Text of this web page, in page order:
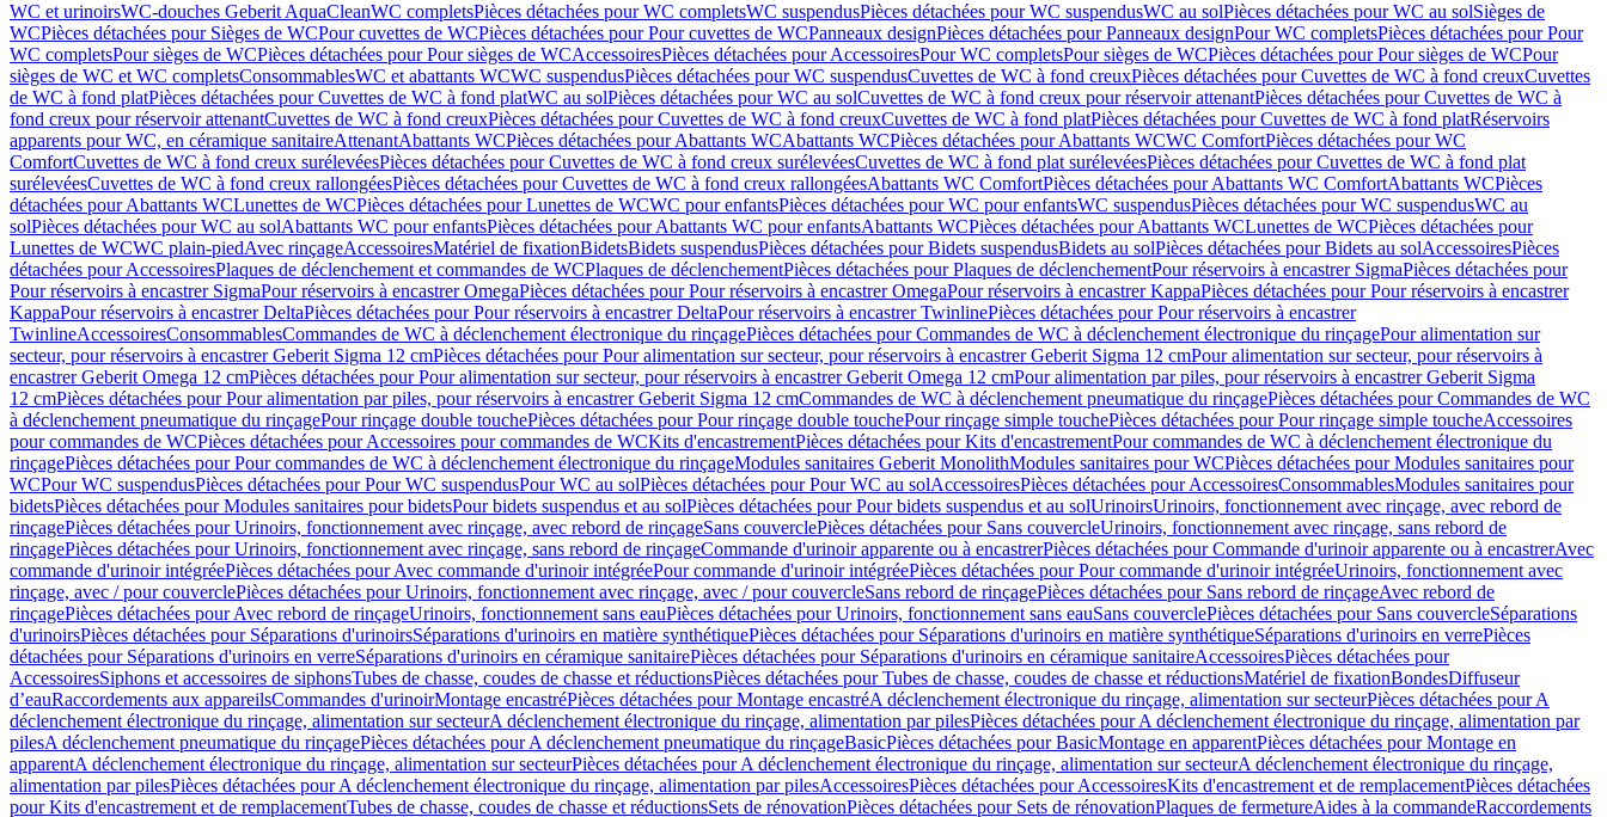
WC et urinoirsWC-douches Geberit AquaCleanWC completsPièces détachées pour WC completsWC suspendusPièces détachées pour WC suspendusWC au solPièces détachées pour WC au solSièges de
WCPièces détachées pour Sièges de WCPour cuvettes de WCPièces détachées pour Pour cuvettes de WCPanneaux designPièces détachées pour Panneaux designPour WC completsPièces détachées pour Pour
WC completsPour sièges de WCPièces détachées pour Pour sièges de WCAccessoiresPièces détachées pour AccessoiresPour WC completsPour sièges de WCPièces détachées pour Pour sièges de WCPour
sièges de WC et WC completsConsommablesWC et abattants WCWC suspendusPièces détachées pour WC suspendusCuvettes de WC à fond creuxPièces détachées pour Cuvettes de WC à fond creuxCuvettes
de WC à fond platPièces détachées pour Cuvettes de WC à fond platWC au solPièces détachées pour WC au solCuvettes de WC à fond creux pour réservoir attenantPièces détachées pour Cuvettes de WC à
fond creux pour réservoir attenantCuvettes de WC à fond creuxPièces détachées pour Cuvettes de WC à fond creuxCuvettes de WC à fond platPièces détachées pour Cuvettes de WC à fond platRéservoirs
apparents pour WC, en céramique sanitaireAttenantAbattants WCPièces détachées pour Abattants WCAbattants WCPièces détachées pour Abattants WCWC ComfortPièces détachées pour WC
ComfortCuvettes de WC à fond creux surélevéesPièces détachées pour Cuvettes de WC à fond creux surélevéesCuvettes de WC à fond plat surélevéesPièces détachées pour Cuvettes de WC à fond plat
surélevéesCuvettes de WC à fond creux rallongéesPièces détachées pour Cuvettes de WC à fond creux rallongéesAbattants WC ComfortPièces détachées pour Abattants WC ComfortAbattants WCPièces
détachées pour Abattants WCLunettes de WCPièces détachées pour Lunettes de WCWC pour enfantsPièces détachées pour WC pour enfantsWC suspendusPièces détachées pour WC suspendusWC au
solPièces détachées pour WC au solAbattants WC pour enfantsPièces détachées pour Abattants WC pour enfantsAbattants WCPièces détachées pour Abattants WCLunettes de WCPièces détachées pour
Lunettes de WCWC plain-piedAvec rinçageAccessoiresMatériel de fixationBidetsBidets suspendusPièces détachées pour Bidets suspendusBidets au solPièces détachées pour Bidets au solAccessoiresPièces
détachées pour AccessoiresPlaques de déclenchement et commandes de WCPlaques de déclenchementPièces détachées pour Plaques de déclenchementPour réservoirs à encastrer SigmaPièces détachées pour
Pour réservoirs à encastrer SigmaPour réservoirs à encastrer OmegaPièces détachées pour Pour réservoirs à encastrer OmegaPour réservoirs à encastrer KappaPièces détachées pour Pour réservoirs à encastrer
KappaPour réservoirs à encastrer DeltaPièces détachées pour Pour réservoirs à encastrer DeltaPour réservoirs à encastrer TwinlinePièces détachées pour Pour réservoirs à encastrer
TwinlineAccessoiresConsommablesCommandes de WC à déclenchement électronique du rinçagePièces détachées pour Commandes de WC à déclenchement électronique du rinçagePour alimentation sur
secteur, pour réservoirs à encastrer Geberit Sigma 12 cmPièces détachées pour Pour alimentation sur secteur, pour réservoirs à encastrer Geberit Sigma 12 cmPour alimentation sur secteur, pour réservoirs à
encastrer Geberit Omega 12 cmPièces détachées pour Pour alimentation sur secteur, pour réservoirs à encastrer Geberit Omega 12 cmPour alimentation par piles, pour réservoirs à encastrer Geberit Sigma
12 cmPièces détachées pour Pour alimentation par piles, pour réservoirs à encastrer Geberit Sigma 12 cmCommandes de WC à déclenchement pneumatique du rinçagePièces détachées pour Commandes de WC
à déclenchement pneumatique du rinçagePour rinçage double touchePièces détachées pour Pour rinçage double touchePour rinçage simple touchePièces détachées pour Pour rinçage simple toucheAccessoires
pour commandes de WCPièces détachées pour Accessoires pour commandes de WCKits d'encastrementPièces détachées pour Kits d'encastrementPour commandes de WC à déclenchement électronique du
rinçagePièces détachées pour Pour commandes de WC à déclenchement électronique du rinçageModules sanitaires Geberit MonolithModules sanitaires pour WCPièces détachées pour Modules sanitaires pour
WCPour WC suspendusPièces détachées pour Pour WC suspendusPour WC au solPièces détachées pour Pour WC au solAccessoiresPièces détachées pour AccessoiresConsommablesModules sanitaires pour
bidetsPièces détachées pour Modules sanitaires pour bidetsPour bidets suspendus et au solPièces détachées pour Pour bidets suspendus et au solUrinoirsUrinoirs, fonctionnement avec rinçage, avec rebord de
rinçagePièces détachées pour Urinoirs, fonctionnement avec rinçage, avec rebord de rinçageSans couverclePièces détachées pour Sans couvercleUrinoirs, fonctionnement avec rinçage, sans rebord de
rinçagePièces détachées pour Urinoirs, fonctionnement avec rinçage, sans rebord de rinçageCommande d'urinoir apparente ou à encastrerPièces détachées pour Commande d'urinoir apparente ou à encastrerAvec
commande d'urinoir intégréePièces détachées pour Avec commande d'urinoir intégréePour commande d'urinoir intégréePièces détachées pour Pour commande d'urinoir intégréeUrinoirs, fonctionnement avec
rinçage, avec / pour couverclePièces détachées pour Urinoirs, fonctionnement avec rinçage, avec / pour couvercleSans rebord de rinçagePièces détachées pour Sans rebord de rinçageAvec rebord de
rinçagePièces détachées pour Avec rebord de rinçageUrinoirs, fonctionnement sans eauPièces détachées pour Urinoirs, fonctionnement sans eauSans couverclePièces détachées pour Sans couvercleSéparations
d'urinoirsPièces détachées pour Séparations d'urinoirsSéparations d'urinoirs en matière synthétiquePièces détachées pour Séparations d'urinoirs en matière synthétiqueSéparations d'urinoirs en verrePièces
détachées pour Séparations d'urinoirs en verreSéparations d'urinoirs en céramique sanitairePièces détachées pour Séparations d'urinoirs en céramique sanitaireAccessoiresPièces détachées pour
AccessoiresSiphons et accessoires de siphonsTubes de chasse, coudes de chasse et réductionsPièces détachées pour Tubes de chasse, coudes de chasse et réductionsMatériel de fixationBondesDiffuseur
d’eauRaccordements aux appareilsCommandes d'urinoirMontage encastréPièces détachées pour Montage encastréA déclenchement électronique du rinçage, alimentation sur secteurPièces détachées pour A
déclenchement électronique du rinçage, alimentation sur secteurA déclenchement électronique du rinçage, alimentation par pilesPièces détachées pour A déclenchement électronique du rinçage, alimentation par
pilesA déclenchement pneumatique du rinçagePièces détachées pour A déclenchement pneumatique du rinçageBasicPièces détachées pour BasicMontage en apparentPièces détachées pour Montage en
apparentA déclenchement électronique du rinçage, alimentation sur secteurPièces détachées pour A déclenchement électronique du rinçage, alimentation sur secteurA déclenchement électronique du rinçage,
alimentation par pilesPièces détachées pour A déclenchement électronique du rinçage, alimentation par pilesAccessoiresPièces détachées pour AccessoiresKits d'encastrement et de remplacementPièces détachées
pour Kits d'encastrement et de remplacementTubes de chasse, coudes de chasse et réductionsSets de rénovationPièces détachées pour Sets de rénovationPlaques de fermetureAides à la commandeRaccordements